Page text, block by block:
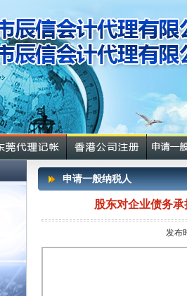
申请一般纳税人
股东对企业债务
发布